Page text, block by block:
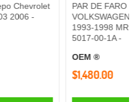
PAR DE FARO DE NIEBLA
VOLKSWAGEN JETTA
1993-1998 MR1-PAR-19-
5017-00-1A -